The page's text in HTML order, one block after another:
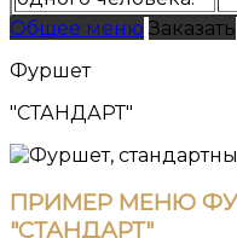
Общее меню Заказать
Фуршет
"СТАНДАРТ"
ПРИМЕР МЕНЮ
"СТАНДАРТ"